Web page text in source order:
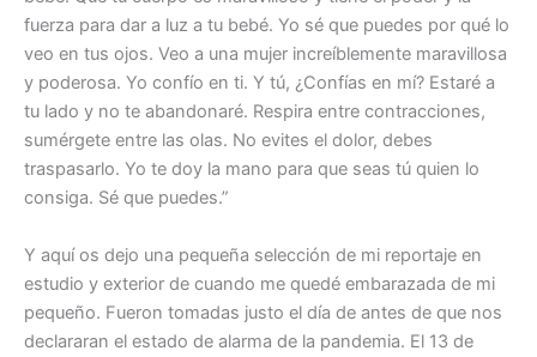
fuerza para dar a luz a tu bebé. Yo sé que puedes por qué lo
veo en tus ojos. Veo a una mujer increíblemente maravillosa
y poderosa. Yo confío en ti. Y tú, ¿Confías en mí? Estaré a
tu lado y no te abandonaré. Respira entre contracciones,
sumérgete entre las olas. No evites el dolor, debes
traspasarlo. Yo te doy la mano para que seas tú quien lo
consiga. Sé que puedes.”
Y aquí os dejo una pequeña selección de mi reportaje en
estudio y exterior de cuando me quedé embarazada de mi
pequeño. Fueron tomadas justo el día de antes de que nos
declararan el estado de alarma de la pandemia. El 13 de